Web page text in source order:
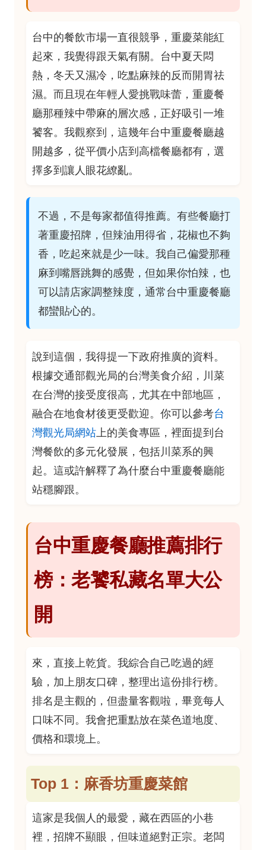
台中的餐飲市場一直很競爭，重慶菜能紅
起來，我覺得跟天氣有關。台中夏天悶
熱，冬天又濕冷，吃點麻辣的反而開胃祛
濕。而且現在年輕人愛挑戰味蕾，重慶餐
廳那種辣中帶麻的層次感，正好吸引一堆
饕客。我觀察到，這幾年台中重慶餐廳越
開越多，從平價小店到高檔餐廳都有，選
擇多到讓人眼花繚亂。
不過，不是每家都值得推薦。有些餐廳打
著重慶招牌，但辣油用得省，花椒也不夠
香，吃起來就是少一味。我自己偏愛那種
麻到嘴唇跳舞的感覺，但如果你怕辣，也
可以請店家調整辣度，通常台中重慶餐廳
都蠻貼心的。
說到這個，我得提一下政府推廣的資料。
根據交通部觀光局的台灣美食介紹，川菜
在台灣的接受度很高，尤其在中部地區，
融合在地食材後更受歡迎。你可以參考台
灣觀光局網站上的美食專區，裡面提到台
灣餐飲的多元化發展，包括川菜系的興
起。這或許解釋了為什麼台中重慶餐廳能
站穩腳跟。
台中重慶餐廳推薦排行
榜：老饕私藏名單大公
開
來，直接上乾貨。我綜合自己吃過的經
驗，加上朋友口碑，整理出這份排行榜。
排名是主觀的，但盡量客觀啦，畢竟每人
口味不同。我會把重點放在菜色道地度、
價格和環境上。
Top 1：麻香坊重慶菜館
這家是我個人的最愛，藏在西區的小巷
裡，招牌不顯眼，但味道絕對正宗。老闆